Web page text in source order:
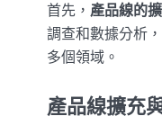
首先， 產品線的
調查和數據分析
多個領域。
產品線擴充